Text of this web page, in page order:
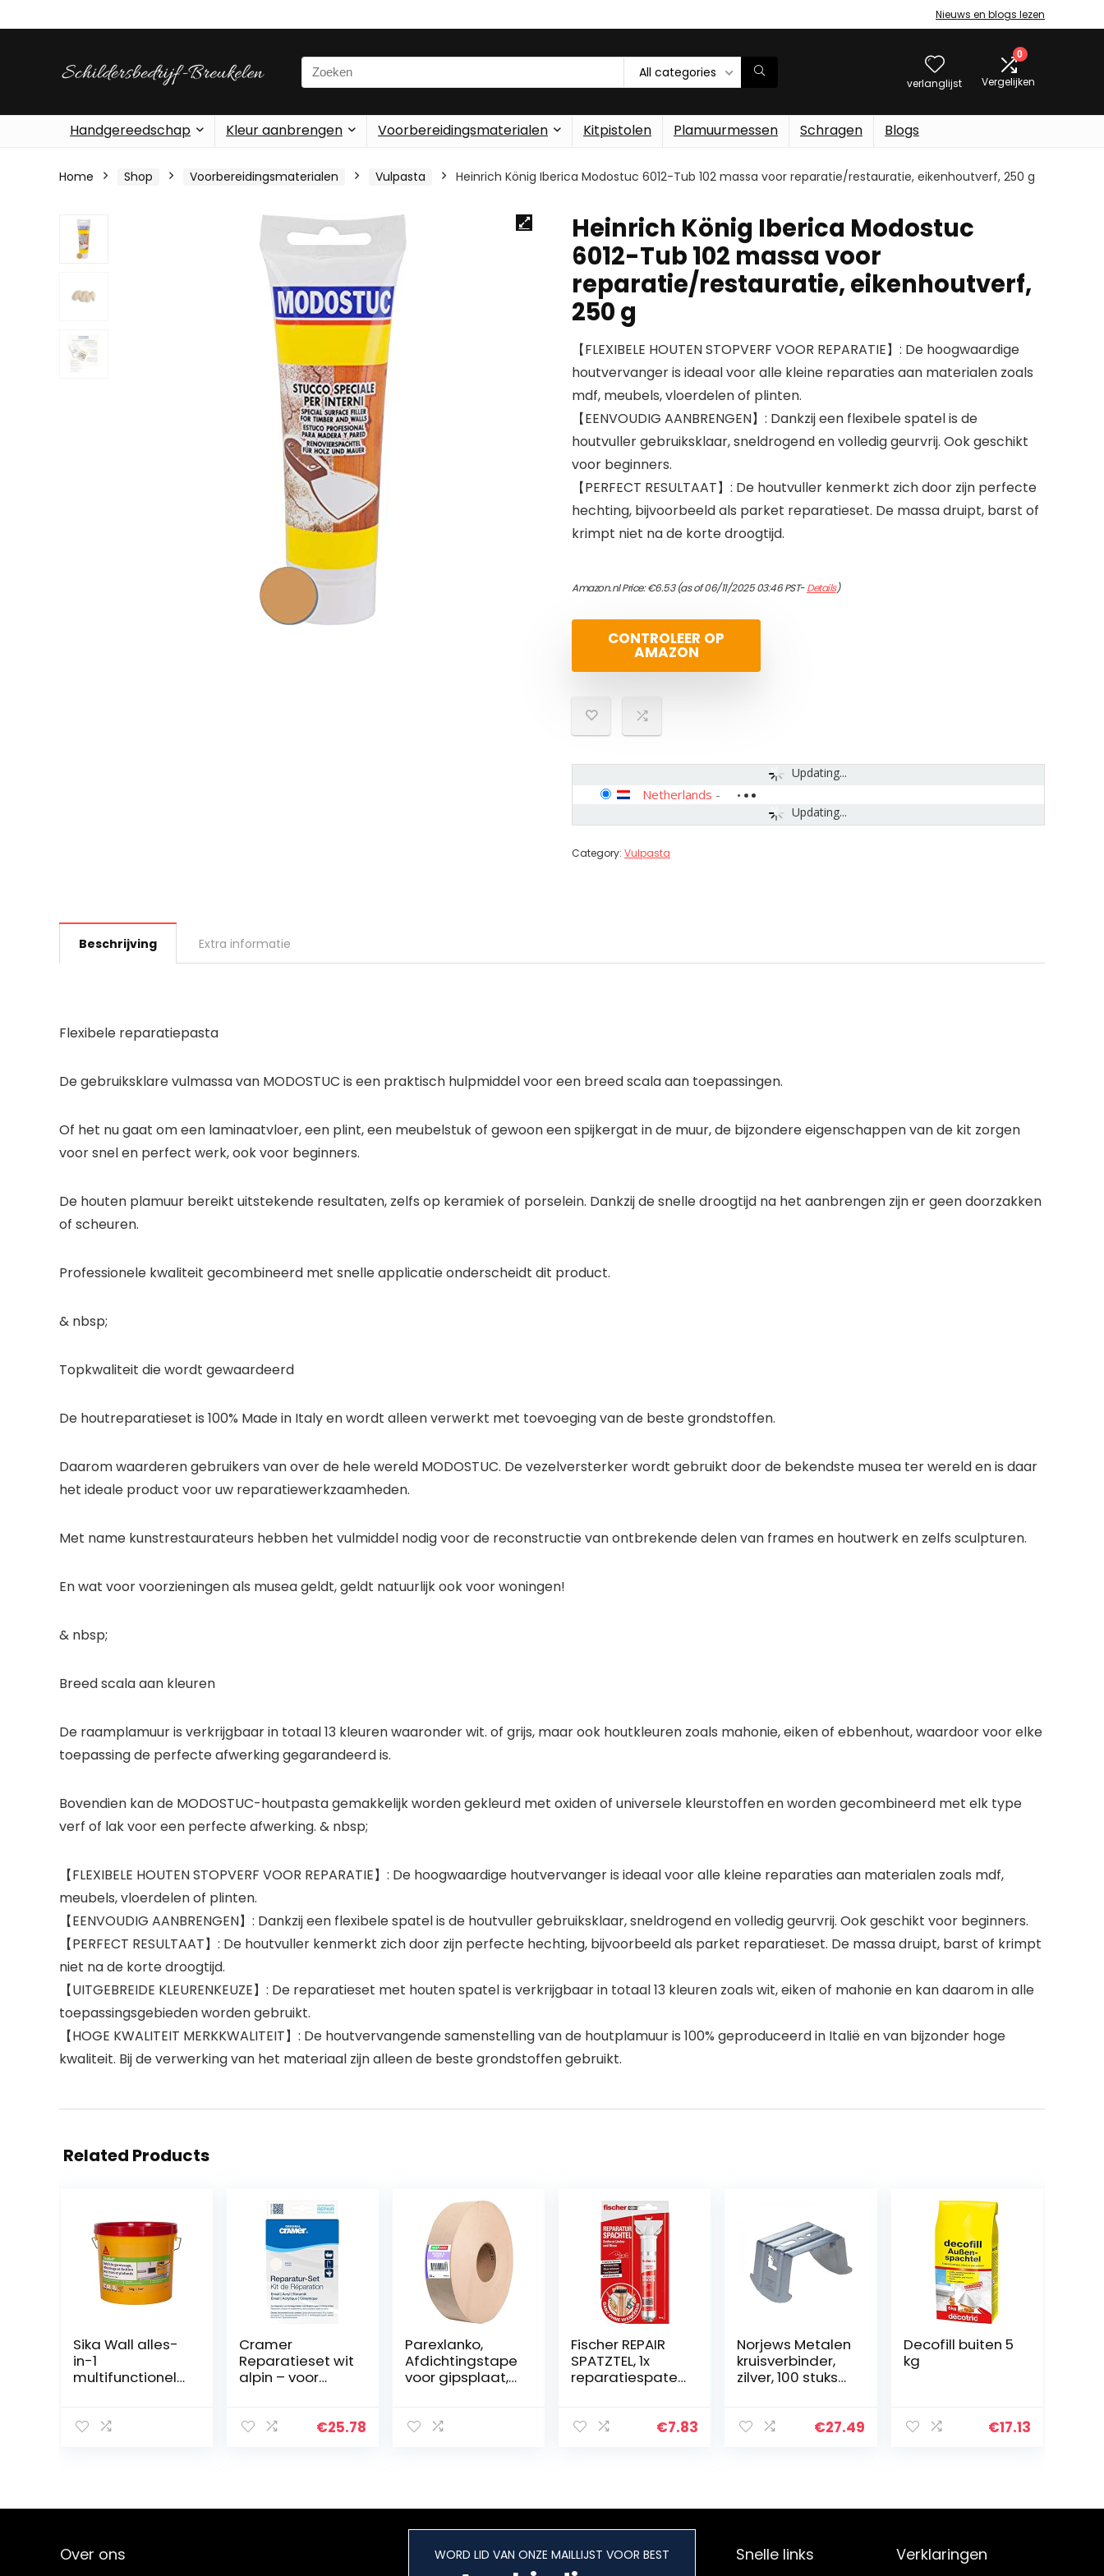
Nieuws en blogs lezen
Search
for:
All categories
verlanglijst
0
Vergelijken
Handgereedschap Kleur aanbrengen Voorbereidingsmaterialen Kitpistolen Plamuurmessen Schragen Blogs
Home Shop Voorbereidingsmaterialen Vulpasta Heinrich König Iberica Modostuc 6012-Tub 102 massa voor reparatie/restauratie, eikenhoutverf, 250 g
Heinrich König Iberica Modostuc
6012-Tub 102 massa voor
reparatie/restauratie, eikenhoutverf,
250 g
【FLEXIBELE HOUTEN STOPVERF VOOR REPARATIE】: De hoogwaardige
houtvervanger is ideaal voor alle kleine reparaties aan materialen zoals
mdf, meubels, vloerdelen of plinten.
【EENVOUDIG AANBRENGEN】: Dankzij een flexibele spatel is de
houtvuller gebruiksklaar, sneldrogend en volledig geurvrij. Ook geschikt
voor beginners.
【PERFECT RESULTAAT】: De houtvuller kenmerkt zich door zijn perfecte
hechting, bijvoorbeeld als parket reparatieset. De massa druipt, barst of
krimpt niet na de korte droogtijd.
Amazon.nl Price:€6.53(as of 06/11/2025 03:46 PST-Details)
CONTROLEER OP
AMAZON
Updating...
Updating...
Netherlands -
Category: Vulpasta
Beschrijving Extra informatie
Flexibele reparatiepasta
De gebruiksklare vulmassa van MODOSTUC is een praktisch hulpmiddel voor een breed scala aan toepassingen.
Of het nu gaat om een laminaatvloer, een plint, een meubelstuk of gewoon een spijkergat in de muur, de bijzondere eigenschappen van de kit zorgen
voor snel en perfect werk, ook voor beginners.
De houten plamuur bereikt uitstekende resultaten, zelfs op keramiek of porselein. Dankzij de snelle droogtijd na het aanbrengen zijn er geen doorzakken
of scheuren.
Professionele kwaliteit gecombineerd met snelle applicatie onderscheidt dit product.
& nbsp;
Topkwaliteit die wordt gewaardeerd
De houtreparatieset is 100% Made in Italy en wordt alleen verwerkt met toevoeging van de beste grondstoffen.
Daarom waarderen gebruikers van over de hele wereld MODOSTUC. De vezelversterker wordt gebruikt door de bekendste musea ter wereld en is daar
het ideale product voor uw reparatiewerkzaamheden.
Met name kunstrestaurateurs hebben het vulmiddel nodig voor de reconstructie van ontbrekende delen van frames en houtwerk en zelfs sculpturen.
En wat voor voorzieningen als musea geldt, geldt natuurlijk ook voor woningen!
& nbsp;
Breed scala aan kleuren
De raamplamuur is verkrijgbaar in totaal 13 kleuren waaronder wit. of grijs, maar ook houtkleuren zoals mahonie, eiken of ebbenhout, waardoor voor elke
toepassing de perfecte afwerking gegarandeerd is.
Bovendien kan de MODOSTUC-houtpasta gemakkelijk worden gekleurd met oxiden of universele kleurstoffen en worden gecombineerd met elk type
verf of lak voor een perfecte afwerking. & nbsp;
【FLEXIBELE HOUTEN STOPVERF VOOR REPARATIE】: De hoogwaardige houtvervanger is ideaal voor alle kleine reparaties aan materialen zoals mdf,
meubels, vloerdelen of plinten.
【EENVOUDIG AANBRENGEN】: Dankzij een flexibele spatel is de houtvuller gebruiksklaar, sneldrogend en volledig geurvrij. Ook geschikt voor beginners.
【PERFECT RESULTAAT】: De houtvuller kenmerkt zich door zijn perfecte hechting, bijvoorbeeld als parket reparatieset. De massa druipt, barst of krimpt
niet na de korte droogtijd.
【UITGEBREIDE KLEURENKEUZE】: De reparatieset met houten spatel is verkrijgbaar in totaal 13 kleuren zoals wit, eiken of mahonie en kan daarom in alle
toepassingsgebieden worden gebruikt.
【HOGE KWALITEIT MERKKWALITEIT】: De houtvervangende samenstelling van de houtplamuur is 100% geproduceerd in Italië en van bijzonder hoge
kwaliteit. Bij de verwerking van het materiaal zijn alleen de beste grondstoffen gebruikt.
Related Products
Sika Wall alles-
in-1
multifunctionele
kg ~ 3 m²
Cramer
Reparatieset wit
alpin – voor
& wastafels –
impactschade
€25.78
Parexlanko,
Afdichtingstape
voor gipsplaat,
Fischer REPAIR
SPATZTEL, 1x
reparatiespatel
scheuren, hardt
€7.83
Norjews Metalen
kruisverbinder,
zilver, 100 stuks
gipsplaten
€27.49
Decofill buiten 5
kg
€17.13
Over ons WORD LID VAN ONZE MAILLIJST VOOR BEST Snelle links Verklaringen